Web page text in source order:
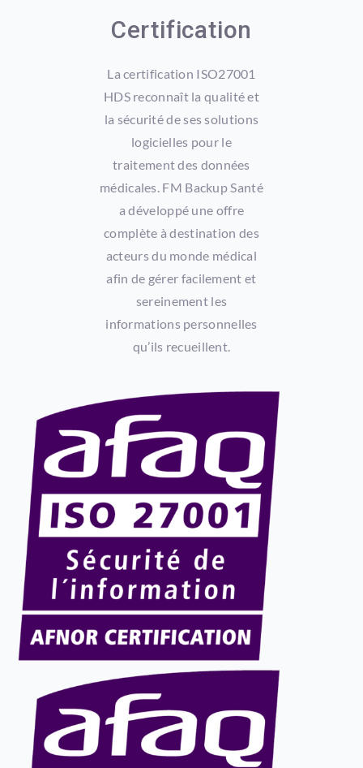
Certification
La certification ISO27001
HDS reconnaît la qualité et
la sécurité de ses solutions
logicielles pour le
traitement des données
médicales. FM Backup Santé
a développé une offre
complète à destination des
acteurs du monde médical
afin de gérer facilement et
sereinement les
informations personnelles
qu’ils recueillent.